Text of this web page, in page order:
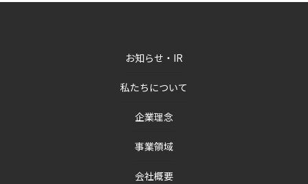
お知らせ・IR
私たちについて
企業理念
事業領域
会社概要